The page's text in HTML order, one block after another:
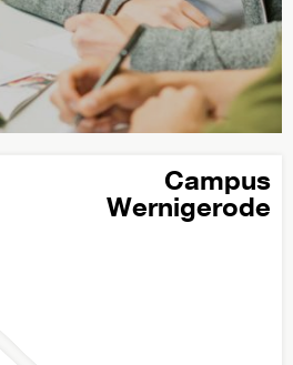
Campus
Wernigerode